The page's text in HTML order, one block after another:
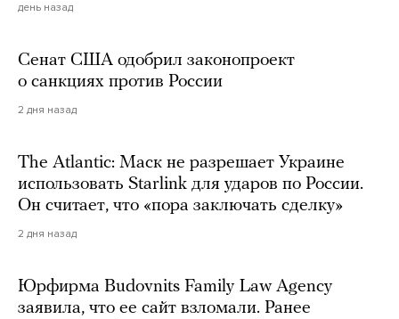
день назад
Сенат США одобрил законопроект
о санкциях против России
2 дня назад
The Atlantic: Маск не разрешает Украине
использовать Starlink для ударов по России.
Он считает, что «пора заключать сделку»
2 дня назад
Юрфирма Budovnits Family Law Agency
заявила, что ее сайт взломали. Ранее